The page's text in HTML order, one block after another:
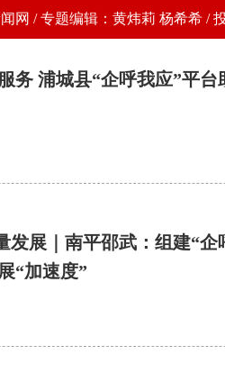
网 / 专题编辑：黄炜莉 杨希希 /
务 浦城县“企呼我应”平台
发展｜南平邵武：组建“企
“加速度”